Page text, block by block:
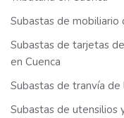
Subastas de mobiliario
Subastas de tarjetas
en Cuenca
Subastas de tranvía de
Subastas de utensilios